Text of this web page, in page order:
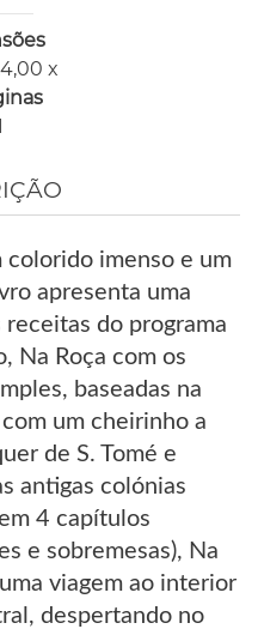
x
colorido imenso e um
apresenta uma
do programa
Na Roça com os
baseadas na
um cheirinho a
de S. Tomé e
antigas colónias
4 capítulos
e sobremesas), Na
viagem ao interior
despertando no